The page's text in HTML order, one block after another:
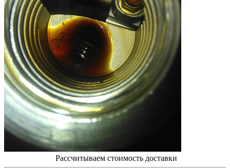
Рассчитываем стоимость доставки